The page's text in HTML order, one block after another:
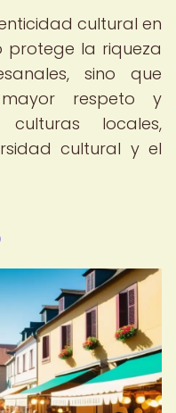
cultural en
protege la riqueza
sino que
respeto y
locales,
cultural y el